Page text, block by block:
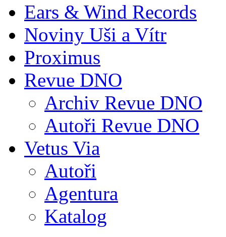
Ears & Wind Records
Noviny Uši a Vítr
Proximus
Revue DNO
Archiv Revue DNO
Autoři Revue DNO
Vetus Via
Autoři
Agentura
Katalog